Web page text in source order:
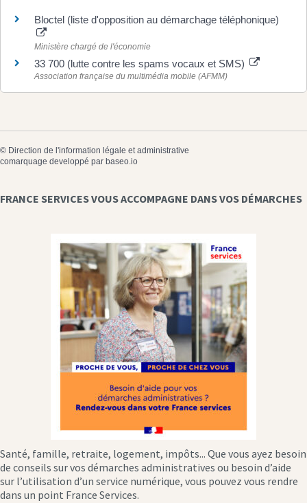
Bloctel (liste d'opposition au démarchage téléphonique)
Ministère chargé de l'économie
33 700 (lutte contre les spams vocaux et SMS)
Association française du multimédia mobile (AFMM)
© Direction de l'information légale et administrative
comarquage developpé par baseo.io
FRANCE SERVICES VOUS ACCOMPAGNE DANS VOS DÉMARCHES
Santé, famille, retraite, logement, impôts... Que vous ayez besoin
de conseils sur vos démarches administratives ou besoin d’aide
sur l’utilisation d’un service numérique, vous pouvez vous rendre
dans un point France Services.